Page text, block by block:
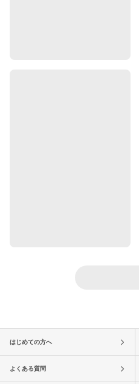
はじめての方へ
よくある質問